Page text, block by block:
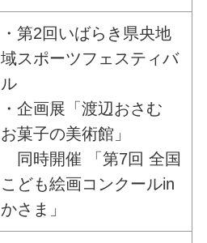
・第2回いばらき県央地
域スポーツフェスティバ
ル
・企画展「渡辺おさむ
お菓子の美術館」
同時開催 「第7回 全国
こども絵画コンクールin
かさま」